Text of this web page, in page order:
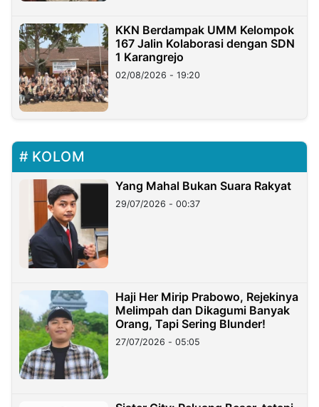
KKN Berdampak UMM Kelompok
167 Jalin Kolaborasi dengan SDN
1 Karangrejo
02/08/2026 - 19:20
KOLOM
Yang Mahal Bukan Suara Rakyat
29/07/2026 - 00:37
Haji Her Mirip Prabowo, Rejekinya
Melimpah dan Dikagumi Banyak
Orang, Tapi Sering Blunder!
27/07/2026 - 05:05